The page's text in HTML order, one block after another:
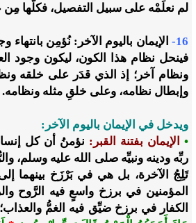
لم نعلَمْه على سبيل التفصيل، فكلُّها مِن
16-
الإيمان باليوم الآخر: نُؤمِن بانتهاء
فينحل نظام هذا الكون، ليكون وجود
ونظام آخر؛ إذ الذي قدَر على خلقه
وإبطال نظامه، وعلى خلقِ مثله ونظامه.
ويدخل في الإيمان باليوم الآخر:
• الإيمان بفتنة القبر: نؤمنُ أن كل
ربِّه ودينه ونبيِّه صلى الله عليه وسلم،
تَلِجُ الآخرة، بل هي في بَرْزَخ بينهما
المؤمنين في برزخ واسعٍ فيه الرَّوح
الكفار في برزخ ضيِّق فيه الغمُّ